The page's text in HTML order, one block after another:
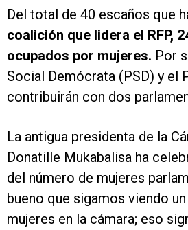
Del total de 40 escaños que
coalición que lidera el RFP,
ocupados por mujeres. Por
Social Demócrata (PSD) y el
contribuirán con dos
La antigua presidenta de la
Donatille Mukabalisa ha
del número de mujeres
bueno que sigamos viendo
mujeres en la cámara; eso